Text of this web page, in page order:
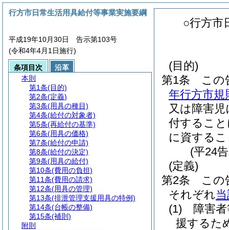
○行方市
(目的)
第1条
この
年行方市規
又は障害
付するこ
に資する
(平24
(定義)
第2条
この
それぞれ
(1)
障害
援するた
行方市日常生活用具給付等事業実施要綱
平成19年10月30日 告示第103号
(令和4年4月1日施行)
条項目次
沿革
本則
第1条(目的)
第2条(定義)
第3条(用具の種目)
第4条(給付の対象者)
第5条(再給付の基準)
第6条(用具の価格)
第7条(給付の申請)
第8条(給付の決定)
第9条(用具の給付)
第10条(費用の負担)
第11条(費用の請求)
第12条(用具の管理)
第13条(排泄管理支援用具の特例)
第14条(台帳の整備)
第15条(補則)
附則